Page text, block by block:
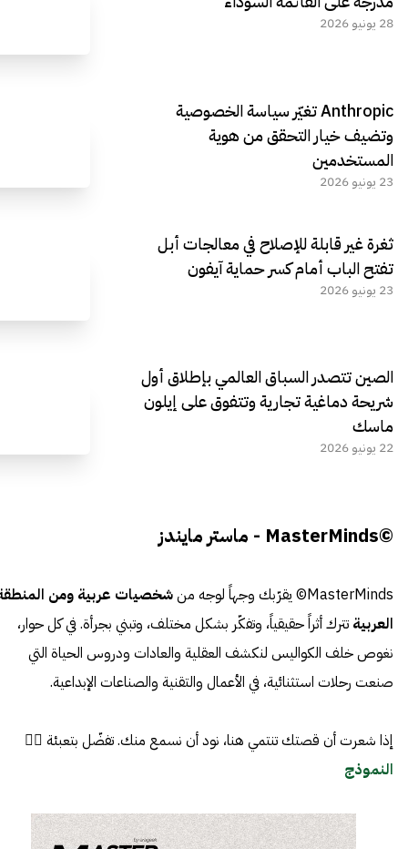
28 يونيو 2026
Anthropic تغيّر سياسة الخصوصية
وتضيف خيار التحقق من هوية
المستخدمين
23 يونيو 2026
ثغرة غير قابلة للإصلاح في معالجات أبل
تفتح الباب أمام كسر حماية آيفون
23 يونيو 2026
الصين تتصدر السباق العالمي بإطلاق أول
شريحة دماغية تجارية وتتفوق على إيلون
ماسك
22 يونيو 2026
©MasterMinds - ماستر مايندز
MasterMinds© يقرّبك وجهاً لوجه من
شخصيات عربية ومن
العربية تترك أثراً حقيقياً، وتفكّر بشكل مختلف، وتبني بجرأة. في كل حوار،
نغوص خلف الكواليس لنكشف العقلية والعادات ودروس الحياة التي
صنعت رحلات استثنائية، في الأعمال والتقنية والصناعات الإبداعية.
إذا شعرت أن قصتك تنتمي هنا، نود أن نسمع منك. تفضّل بتعبئة 👈🏼
النموذج